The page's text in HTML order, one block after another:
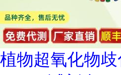
植物超氧化物歧